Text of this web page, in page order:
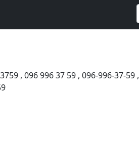
, 096 996 37 59 , 096-996-37-59 ,